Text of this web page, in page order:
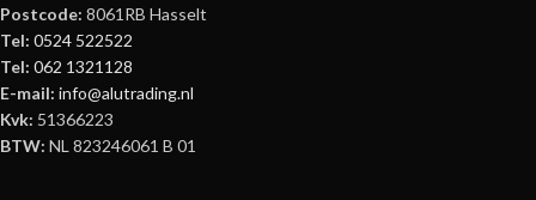
Postcode: 8061RB Hasselt
Tel: 0524 522522
Tel: 062 1321128
E-mail: info@alutrading.nl
Kvk: 51366223
BTW: NL 823246061 B 01